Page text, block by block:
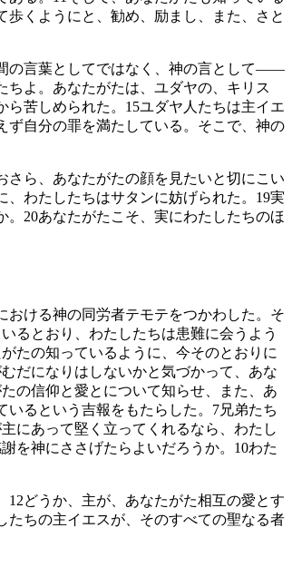
くようにと、勧め、励まし、また、さと
の言葉としてではなく、神の言として――
ちよ。あなたがたは、ユダヤの、キリス
苦しめられた。 15ユダヤ人たちは主イエ
ず自分の罪を満たしている。そこで、神の
ら、あなたがたの顔を見たいと切にこい
わたしたちはサタンに妨げられた。 19実
20あなたがたこそ、実にわたしたちのほ
ける神の同労者テモテをつかわした。そ
るとおり、わたしたちは患難に会うよう
たの知っているように、今そのとおりに
だになりはしないかと気づかって、あな
の信仰と愛とについて知らせ、また、あ
るという吉報をもたらした。 7兄弟たち
にあって堅く立ってくれるなら、わたし
を神にささげたらよいだろうか。 10わた
12どうか、主が、あなたがた相互の愛とす
たちの主イエスが、そのすべての聖なる者